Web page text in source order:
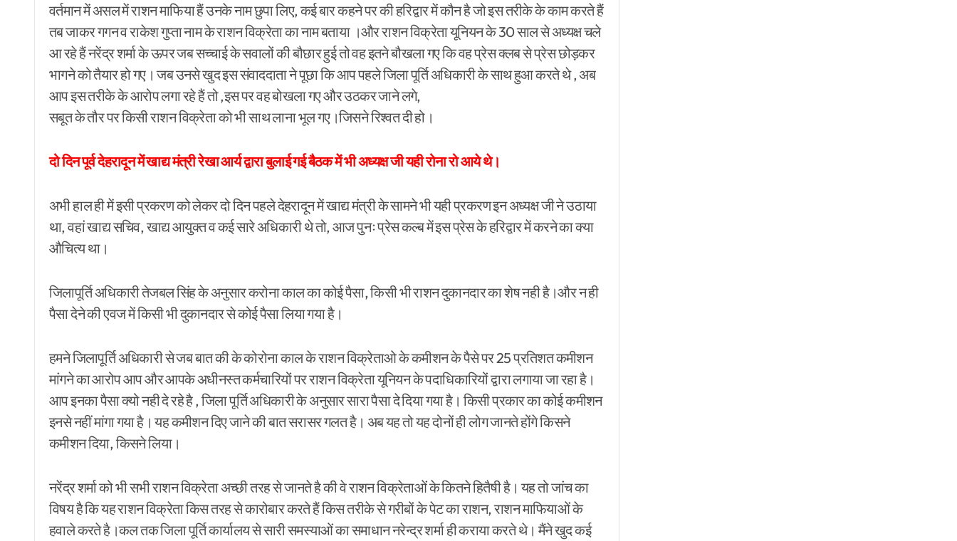
वर्तमान में असल में राशन माफिया हैं उनके नाम छुपा लिए, कई बार कहने पर की हरिद्वार में कौन है जो इस तरीके के काम करते हैं
तब जाकर गगन व राकेश गुप्ता नाम के राशन विक्रेता का नाम बताया ।और राशन विक्रेता यूनियन के 30 साल से अध्यक्ष चले
आ रहे हैं नरेंद्र शर्मा के ऊपर जब सच्चाई के सवालों की बौछार हुई तो वह इतने बौखला गए कि वह प्रेस क्लब से प्रेस छोड़कर
भागने को तैयार हो गए। जब उनसे खुद इस संवाददाता ने पूछा कि आप पहले जिला पूर्ति अधिकारी के साथ हुआ करते थे , अब
आप इस तरीके के आरोप लगा रहे हैं तो ,इस पर वह बोखला गए और उठकर जाने लगे,
सबूत के तौर पर किसी राशन विक्रेता को भी साथ लाना भूल गए।जिसने रिश्वत दी हो।
दो दिन पूर्व देहरादून में खाद्य मंत्री रेखा आर्य द्वारा बुलाई गई बैठक में भी अध्यक्ष जी यही रोना रो आये थे।
अभी हाल ही में इसी प्रकरण को लेकर दो दिन पहले देहरादून में खाद्य मंत्री के सामने भी यही प्रकरण इन अध्यक्ष जी ने उठाया
था, वहां खाद्य सचिव, खाद्य आयुक्त व कई सारे अधिकारी थे तो, आज पुनः प्रेस कल्ब में इस प्रेस के हरिद्वार में करने का क्या
औचित्य था।
जिलापूर्ति अधिकारी तेजबल सिंह के अनुसार करोना काल का कोई पैसा, किसी भी राशन दुकानदार का शेष नही है।और न ही
पैसा देने की एवज में किसी भी दुकानदार से कोई पैसा लिया गया है।
हमने जिलापूर्ति अधिकारी से जब बात की के कोरोना काल के राशन विक्रेताओ के कमीशन के पैसे पर 25 प्रतिशत कमीशन
मांगने का आरोप आप और आपके अधीनस्त कर्मचारियों पर राशन विक्रेता यूनियन के पदाधिकारियों द्वारा लगाया जा रहा है।
आप इनका पैसा क्यो नही दे रहे है , जिला पूर्ति अधिकारी के अनुसार सारा पैसा दे दिया गया है। किसी प्रकार का कोई कमीशन
इनसे नहीं मांगा गया है। यह कमीशन दिए जाने की बात सरासर गलत है। अब यह तो यह दोनों ही लोग जानते होंगे किसने
कमीशन दिया, किसने लिया।
नरेंद्र शर्मा को भी सभी राशन विक्रेता अच्छी तरह से जानते है की वे राशन विक्रेताओं के कितने हितैषी है। यह तो जांच का
विषय है कि यह राशन विक्रेता किस तरह से कारोबार करते हैं किस तरीके से गरीबों के पेट का राशन, राशन माफियाओं के
हवाले करते है।कल तक जिला पूर्ति कार्यालय से सारी समस्याओं का समाधान नरेन्द्र शर्मा ही कराया करते थे। मैंने खुद कई